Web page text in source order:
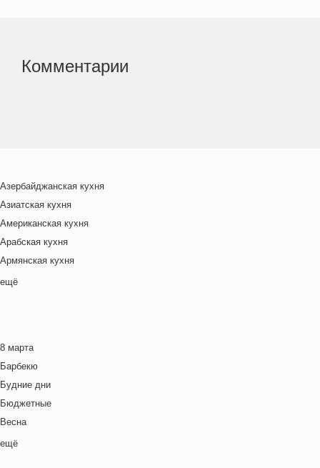
Комментарии
Азербайджанская кухня
Азиатская кухня
Американская кухня
Арабская кухня
Армянская кухня
Белорусская
Венгерская кухня
Греческая кухня
Грузинская кухня
Еврейская кухня
Европейская кухня
Индийская кухня
ещё
8 марта
Барбекю
Будние дни
Бюджетные
Весна
Выходные дни
ещё